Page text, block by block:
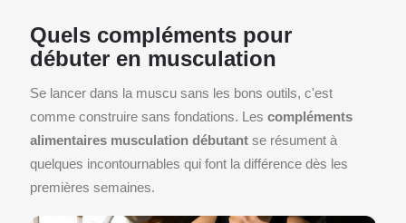
Quels compléments pour
débuter en musculation
Se lancer dans la muscu sans les bons outils, c'est
comme construire sans fondations. Les compléments
alimentaires musculation débutant se résument à
quelques incontournables qui font la différence dès les
premières semaines.